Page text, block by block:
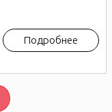
Подробнее